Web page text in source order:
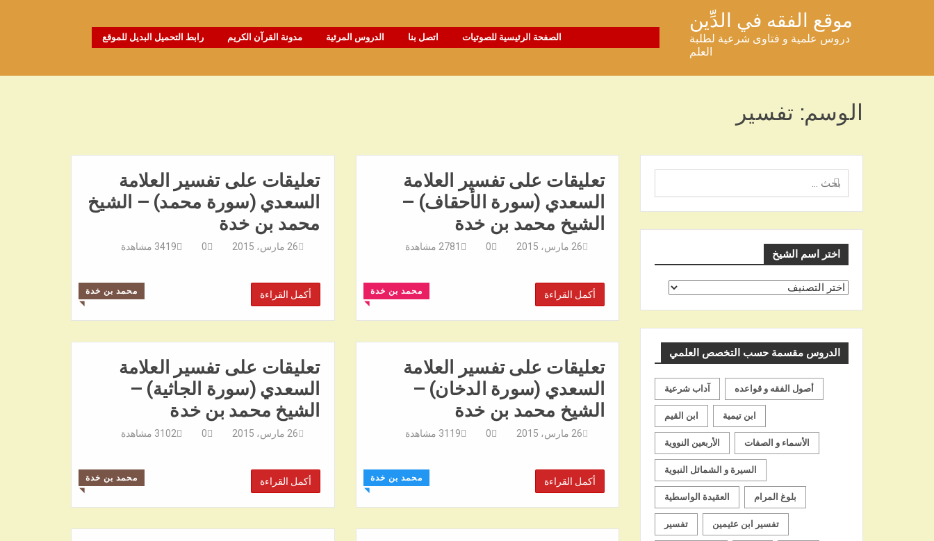
موقع الفقه في الدِّين
دروس علمية و فتاوى شرعية لطلبة
العلم
الصفحة الرئيسية للصوتيات اتصل بنا الدروس المرئية مدونة القرآن الكريم رابط التحميل البديل للموقع
الوسم: تفسير
تعليقات على تفسير العلامة
السعدي (سورة محمد) – الشيخ
محمد بن خدة
26 مارس، 2015 0
3419 مشاهدة
محمد بن خدة
◥
أكمل القراءة
تعليقات على تفسير العلامة
السعدي (سورة الأحقاف) –
الشيخ محمد بن خدة
26 مارس، 2015 0
2781 مشاهدة
محمد بن خدة
◥
أكمل القراءة
تعليقات على تفسير العلامة
السعدي (سورة الجاثية) –
الشيخ محمد بن خدة
26 مارس، 2015 0
3102 مشاهدة
محمد بن خدة
◥
أكمل القراءة
تعليقات على تفسير العلامة
السعدي (سورة الدخان) –
الشيخ محمد بن خدة
26 مارس، 2015 0
3119 مشاهدة
محمد بن خدة
◥
أكمل القراءة
البحث
عن
اختر اسم الشيخ
اختر
الدروس مقسمة حسب التخصص العلمي
آداب شرعية أصول الفقه و قواعده
ابن القيم ابن تيمية
الأربعين النووية الأسماء و الصفات
السيرة و الشمائل النبوية
العقيدة الواسطية بلوغ المرام
تفسير تفسير ابن عثيمين